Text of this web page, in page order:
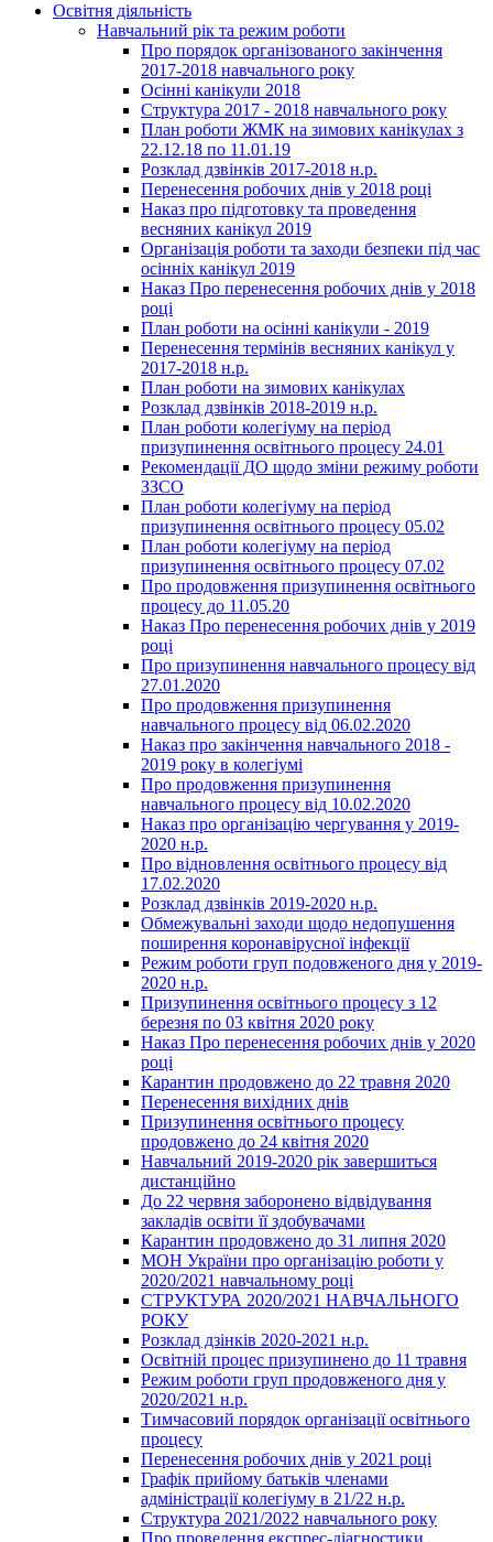
Освітня діяльність
Навчальний рік та режим роботи
Про порядок організованого закінчення
2017-2018 навчального року
Осінні канікули 2018
Структура 2017 - 2018 навчального року
План роботи ЖМК на зимових канікулах з
22.12.18 по 11.01.19
Розклад дзвінків 2017-2018 н.р.
Перенесення робочих днів у 2018 році
Наказ про підготовку та проведення
весняних канікул 2019
Організація роботи та заходи безпеки під час
осінніх канікул 2019
Наказ Про перенесення робочих днів у 2018
році
План роботи на осінні канікули - 2019
Перенесення термінів весняних канікул у
2017-2018 н.р.
План роботи на зимових канікулах
Розклад дзвінків 2018-2019 н.р.
План роботи колегіуму на період
призупинення освітнього процесу 24.01
Рекомендації ДО щодо зміни режиму роботи
ЗЗСО
План роботи колегіуму на період
призупинення освітнього процесу 05.02
План роботи колегіуму на період
призупинення освітнього процесу 07.02
Про продовження призупинення освітнього
процесу до 11.05.20
Наказ Про перенесення робочих днів у 2019
році
Про призупинення навчального процесу від
27.01.2020
Про продовження призупинення
навчального процесу від 06.02.2020
Наказ про закінчення навчального 2018 -
2019 року в колегіумі
Про продовження призупинення
навчального процесу від 10.02.2020
Наказ про організацію чергування у 2019-
2020 н.р.
Про відновлення освітнього процесу від
17.02.2020
Розклад дзвінків 2019-2020 н.р.
Обмежувальні заходи щодо недопушення
поширення коронавірусної інфекції
Режим роботи груп подовженого дня у 2019-
2020 н.р.
Призупинення освітнього процесу з 12
березня по 03 квітня 2020 року
Наказ Про перенесення робочих днів у 2020
році
Карантин продовжено до 22 травня 2020
Перенесення вихідних днів
Призупинення освітнього процесу
продовжено до 24 квітня 2020
Навчальний 2019-2020 рік завершиться
дистанційно
До 22 червня заборонено відвідування
закладів освіти її здобувачами
Карантин продовжено до 31 липня 2020
МОН України про організацію роботи у
2020/2021 навчальному році
СТРУКТУРА 2020/2021 НАВЧАЛЬНОГО
РОКУ
Розклад дзінків 2020-2021 н.р.
Освітній процес призупинено до 11 травня
Режим роботи груп продовженого дня у
2020/2021 н.р.
Тимчасовий порядок організації освітнього
процесу
Перенесення робочих днів у 2021 році
Графік прийому батьків членами
адміністрації колегіуму в 21/22 н.р.
Структура 2021/2022 навчального року